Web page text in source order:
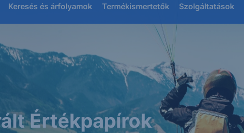
Keresés és árfolyamok Termékismertetők Szolgáltatások
Értékpapírok